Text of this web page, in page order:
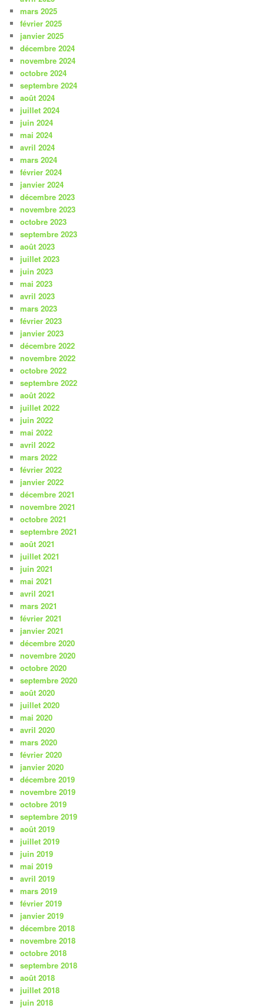
mars 2025
février 2025
janvier 2025
décembre 2024
novembre 2024
octobre 2024
septembre 2024
août 2024
juillet 2024
juin 2024
mai 2024
avril 2024
mars 2024
février 2024
janvier 2024
décembre 2023
novembre 2023
octobre 2023
septembre 2023
août 2023
juillet 2023
juin 2023
mai 2023
avril 2023
mars 2023
février 2023
janvier 2023
décembre 2022
novembre 2022
octobre 2022
septembre 2022
août 2022
juillet 2022
juin 2022
mai 2022
avril 2022
mars 2022
février 2022
janvier 2022
décembre 2021
novembre 2021
octobre 2021
septembre 2021
août 2021
juillet 2021
juin 2021
mai 2021
avril 2021
mars 2021
février 2021
janvier 2021
décembre 2020
novembre 2020
octobre 2020
septembre 2020
août 2020
juillet 2020
mai 2020
avril 2020
mars 2020
février 2020
janvier 2020
décembre 2019
novembre 2019
octobre 2019
septembre 2019
août 2019
juillet 2019
juin 2019
mai 2019
avril 2019
mars 2019
février 2019
janvier 2019
décembre 2018
novembre 2018
octobre 2018
septembre 2018
août 2018
juillet 2018
juin 2018